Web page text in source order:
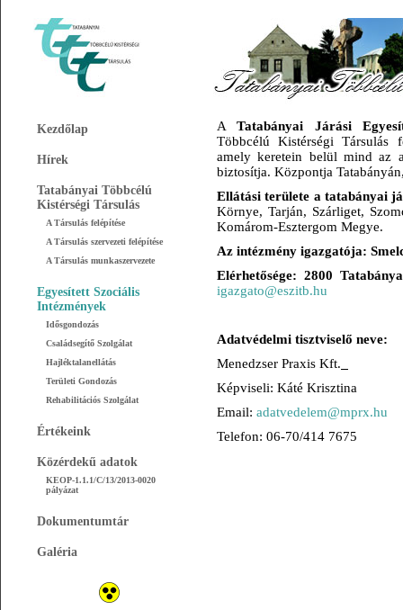
Kezdőlap
Hírek
Tatabányai Többcélú
Kistérségi Társulás
A Társulás felépítése
A Társulás szervezeti felépítése
A Társulás munkaszervezete
Egyesített Szociális
Intézmények
Idősgondozás
Családsegítő Szolgálat
Hajléktalanellátás
Területi Gondozás
Rehabilitációs Szolgálat
Értékeink
Közérdekű adatok
KEOP-1.1.1/C/13/2013-0020
pályázat
Dokumentumtár
Galéria
ATatabányai Járási
Többcélú Kistérségi Társulás
amely keretein belül mind az
biztosítja. Központja
Ellátási területe a tatabányai
Környe, Tarján, Szárliget,
Komárom-Esztergom Megye.
Az intézmény igazgatója:
Elérhetősége: 2800
igazgato@eszitb.hu
Adatvédelmi tisztviselő neve:
Menedzser Praxis Kft.
Képviseli: Káté Krisztina
Email: adatvedelem@mprx.hu
Telefon: 06-70/414 7675